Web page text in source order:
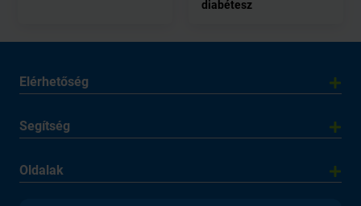
diabétesz
Elérhetőség
Segítség
Oldalak